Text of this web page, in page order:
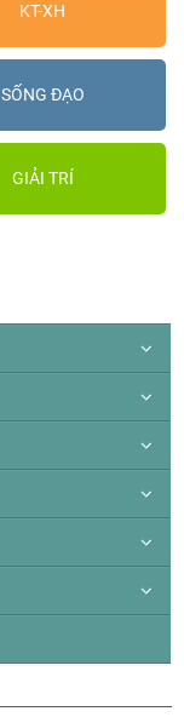
KT-XH
SỐNG ĐẠO
GIẢI TRÍ